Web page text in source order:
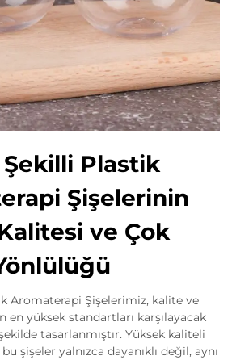
Şekilli Plastik
Şişelerinin
ve Çok
Aromaterapi Şişelerimiz, kalite ve
en yüksek standartları karşılayacak
tasarlanmıştır. Yüksek kaliteli
şişeler yalnızca dayanıklı değil, aynı